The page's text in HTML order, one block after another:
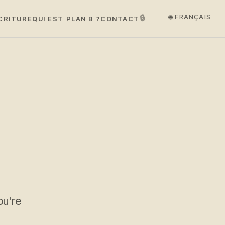
QUI EST PLAN B ?CONTACT 🔒 🌐 FRANÇAIS